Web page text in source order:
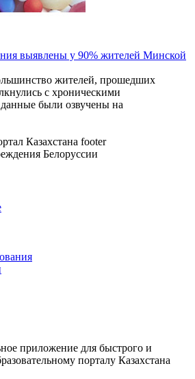
выявлены у 90% жителей Минской
жителей, прошедших
с хроническими
были озвучены на
Белоруссии
приложение для быстрого и
порталу Казахстана